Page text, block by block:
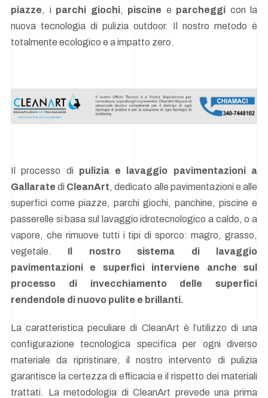
piazze, i parchi giochi, piscine e parcheggi con la
nuova tecnologia di pulizia outdoor. Il nostro metodo è
totalmente ecologico e a impatto zero.
Il processo di pulizia e lavaggio pavimentazioni a
Gallarate di CleanArt, dedicato alle pavimentazioni e alle
superfici come piazze, parchi giochi, panchine, piscine e
passerelle si basa sul lavaggio idrotecnologico a caldo, o a
vapore, che rimuove tutti i tipi di sporco: magro, grasso,
vegetale. Il nostro sistema di lavaggio
pavimentazioni e superfici interviene anche sul
processo di invecchiamento delle superfici
rendendole di nuovo pulite e brillanti.
La caratteristica peculiare di CleanArt è l’utilizzo di una
configurazione tecnologica specifica per ogni diverso
materiale da ripristinare, il nostro intervento di pulizia
garantisce la certezza di efficacia e il rispetto dei materiali
trattati. La metodologia di CleanArt prevede una prima